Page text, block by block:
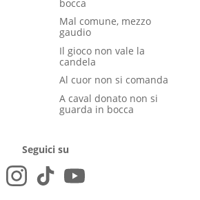
bocca
Mal comune, mezzo
gaudio
Il gioco non vale la
candela
Al cuor non si comanda
A caval donato non si
guarda in bocca
Seguici su